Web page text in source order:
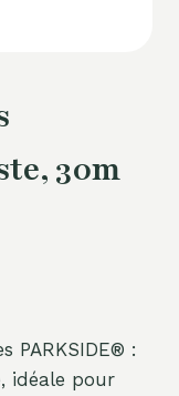
30m
PARKSIDE® :
idéale pour